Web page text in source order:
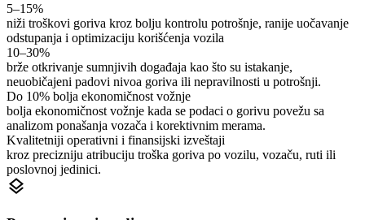
5–15%
niži troškovi goriva kroz bolju kontrolu potrošnje, ranije uočavanje
odstupanja i optimizaciju korišćenja vozila
10–30%
brže otkrivanje sumnjivih događaja kao što su istakanje,
neuobičajeni padovi nivoa goriva ili nepravilnosti u potrošnji.
Do 10% bolja ekonomičnost vožnje
bolja ekonomičnost vožnje kada se podaci o gorivu povežu sa
analizom ponašanja vozača i korektivnim merama.
Kvalitetniji operativni i finansijski izveštaji
kroz precizniju atribuciju troška goriva po vozilu, vozaču, ruti ili
poslovnoj jedinici.
layers